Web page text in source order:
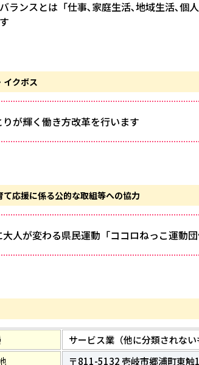
ランスとは「仕事､家庭生活､地域生活､個
イクボス
が輝く働き方改革を行います
応援に係る公的な取組等への協力
人が変わる県民運動「ココロねっこ運動
サービス業（他に分類されない
〒811-5132 壱岐市郷浦町東触